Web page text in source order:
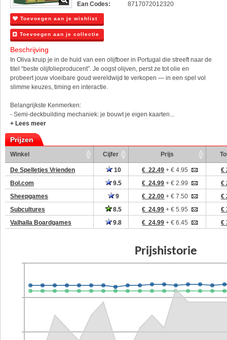
Ean Codes:
8717072012320
Toevoegen aan je wishlist
Toevoegen aan je collectie
Beschrijving
In Oliva kruip je in de huid van een olijfboer in Portugal die streeft naar de
titel “beste olijfolieproducent”. Je oogst olijven, perst ze tot olie en
probeert jouw vloeibare goud wereldwijd te verkopen — in een spel vol
slimme keuzes, timing en interactie.
Belangrijkste Kenmerken:
- Semi-deckbuilding mechaniek: je bouwt je eigen kaarten...
+ Lees meer
Prijzen
Winkel Cijfer Prijs
De Spelletjes Vrienden 10 € 22.49 + € 4.95
€
Bol.com
9.5 € 24.99 + € 2.99
€
Sheepgames
9 € 22.00 + € 7.50
€
Subcultures
8.5 € 24.99 + € 5.95
€
Valhalla Boardgames
9.8 € 24.99 + € 6.45 €